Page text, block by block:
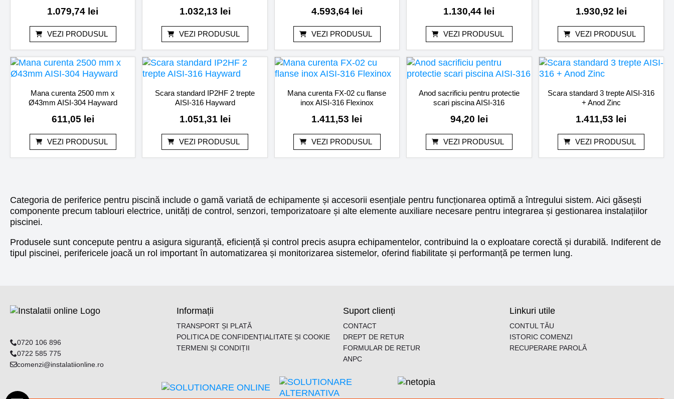
1.079,74 lei
VEZI PRODUSUL
1.032,13 lei
VEZI PRODUSUL
4.593,64 lei
VEZI PRODUSUL
1.130,44 lei
VEZI PRODUSUL
1.930,92 lei
VEZI PRODUSUL
Mana curenta 2500 mm x
Ø43mm AISI-304 Hayward
611,05 lei
VEZI PRODUSUL
Scara standard IP2HF 2 trepte
AISI-316 Hayward
1.051,31 lei
VEZI PRODUSUL
Mana curenta FX-02 cu flanse
inox AISI-316 Flexinox
1.411,53 lei
VEZI PRODUSUL
Anod sacrificiu pentru protectie
scari piscina AISI-316
94,20 lei
VEZI PRODUSUL
Scara standard 3 trepte AISI-316
+ Anod Zinc
1.411,53 lei
VEZI PRODUSUL
Categoria de periferice pentru piscină include o gamă variată de echipamente și accesorii esențiale pentru funcționarea optimă a întregului sistem. Aici găsești
componente precum tablouri electrice, unități de control, senzori, temporizatoare și alte elemente auxiliare necesare pentru integrarea și gestionarea instalațiilor
piscinei.
Produsele sunt concepute pentru a asigura siguranță, eficiență și control precis asupra echipamentelor, contribuind la o exploatare corectă și durabilă. Indiferent de
tipul piscinei, perifericele joacă un rol important în automatizarea și monitorizarea sistemelor, oferind fiabilitate și performanță pe termen lung.
0720 106 896
0722 585 775
comenzi@instalatiionline.ro
Informații
TRANSPORT ȘI PLATĂ
POLITICA DE CONFIDENȚIALITATE ȘI COOKIE
TERMENI ȘI CONDIȚII
Suport clienți
CONTACT
DREPT DE RETUR
FORMULAR DE RETUR
ANPC
Linkuri utile
CONTUL TĂU
ISTORIC COMENZI
RECUPERARE PAROLĂ